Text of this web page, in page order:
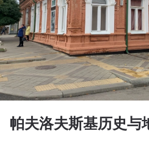
帕夫洛夫斯基历史与